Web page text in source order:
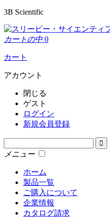
3B Scientific
カートの中 0
カート
アカウント
閉じる
ゲスト
ログイン
新規会員登録
メニュー
ホーム
製品一覧
ご購入について
企業情報
カタログ請求